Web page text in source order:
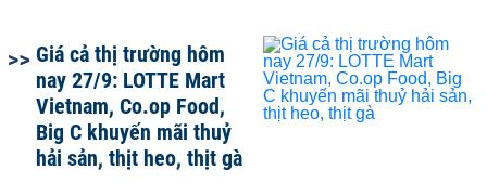
Giá cả thị trường hôm
nay 27/9: LOTTE Mart
Vietnam, Co.op Food,
Big C khuyến mãi thuỷ
hải sản, thịt heo, thịt gà